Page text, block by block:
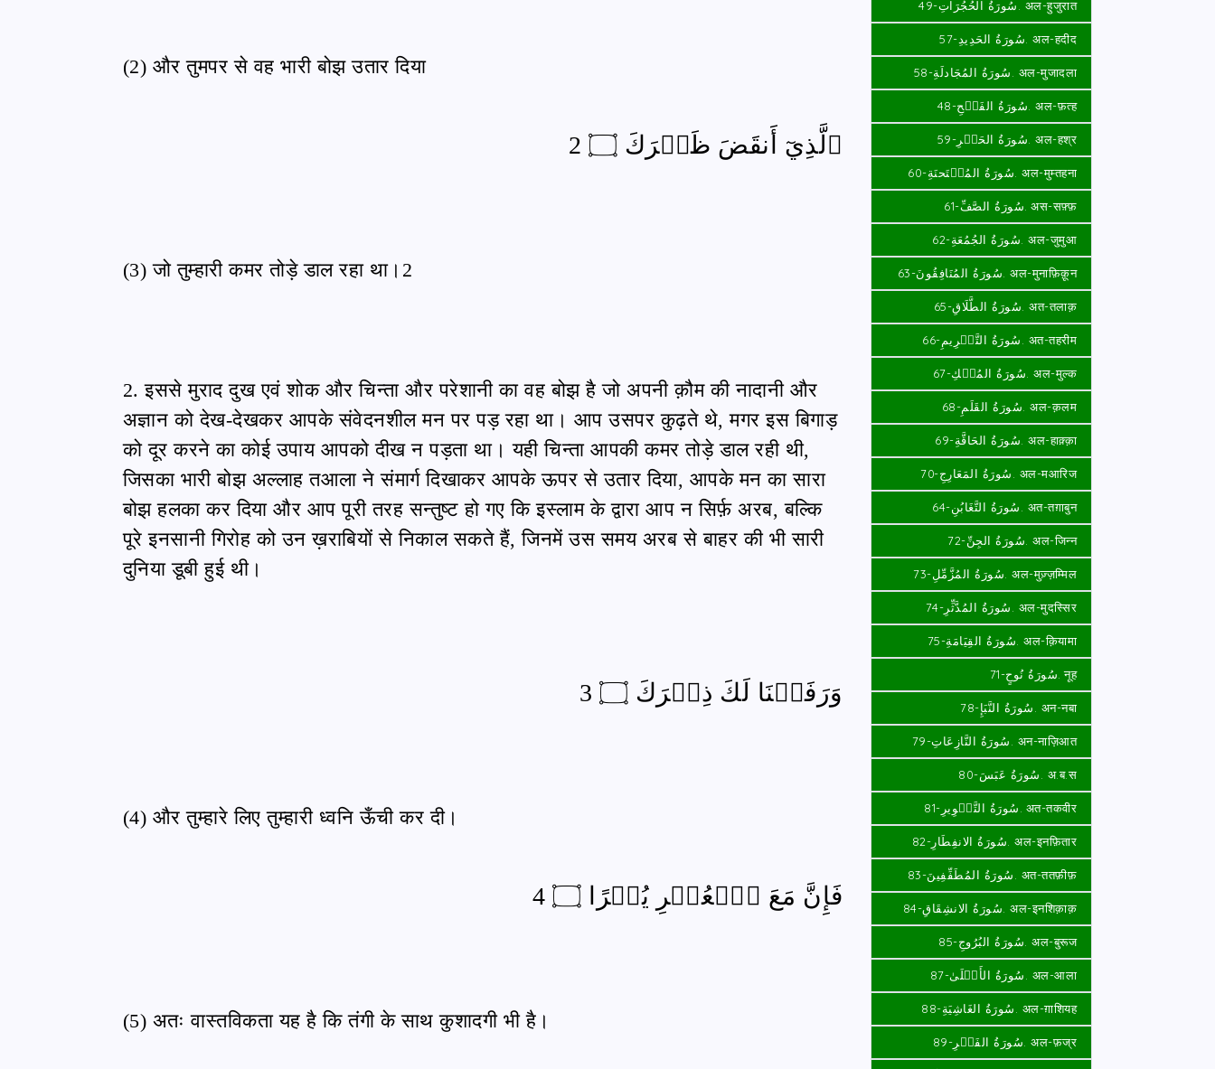
(2) और तुमपर से वह भारी बोझ उतार दिया
ٱلَّذِيٓ أَنقَضَ ظَهۡرَكَ ۝ 2
(3) जो तुम्हारी कमर तोड़े डाल रहा था।2
2. इससे मुराद दुख एवं शोक और चिन्ता और परेशानी का वह बोझ है जो अपनी क़ौम की नादानी और
अज्ञान को देख-देखकर आपके संवेदनशील मन पर पड़ रहा था। आप उसपर कुढ़ते थे, मगर इस बिगाड़
को दूर करने का कोई उपाय आपको दीख न पड़ता था। यही चिन्ता आपकी कमर तोड़े डाल रही थी,
जिसका भारी बोझ अल्लाह तआला ने संमार्ग दिखाकर आपके ऊपर से उतार दिया, आपके मन का सारा
बोझ हलका कर दिया और आप पूरी तरह सन्तुष्ट हो गए कि इस्लाम के द्वारा आप न सिर्फ़ अरब, बल्कि
पूरे इनसानी गिरोह को उन ख़राबियों से निकाल सकते हैं, जिनमें उस समय अरब से बाहर की भी सारी
दुनिया डूबी हुई थी।
وَرَفَعۡنَا لَكَ ذِكۡرَكَ ۝ 3
(4) और तुम्हारे लिए तुम्हारी ध्वनि ऊँची कर दी।
فَإِنَّ مَعَ ٱلۡعُسۡرِ يُسۡرًا ۝ 4
(5) अतः वास्तविकता यह है कि तंगी के साथ कुशादगी भी है।
سُورَةُ الحُجُرَاتِ-49. अल-हुजुरात
سُورَةُ الحَدِيدِ-57. अल-हदीद
سُورَةُ المُجَادلَةِ-58. अल-मुजादला
سُورَةُ الفَتۡحِ-48. अल-फ़त्ह
سُورَةُ الحَشۡرِ-59. अल-हश्र
سُورَةُ المُمۡتَحنَةِ-60. अल-मुम्तहना
سُورَةُ الصَّفِّ-61. अस-सफ़्फ़
سُورَةُ الجُمُعَةِ-62. अल-जुमुआ
سُورَةُ المُنَافِقُونَ-63. अल-मुनाफ़िक़ून
سُورَةُ الطَّلَاقِ-65. अत-तलाक़
سُورَةُ التَّحۡرِيمِ-66. अत-तहरीम
سُورَةُ المُلۡكِ-67. अल-मुल्क
سُورَةُ القَلَمِ-68. अल-क़लम
سُورَةُ الحَاقَّةِ-69. अल-हाक़्क़ा
سُورَةُ المَعَارِجِ-70. अल-मआरिज
سُورَةُ التَّغَابُنِ-64. अत-तग़ाबुन
سُورَةُ الجِنِّ-72. अल-जिन्न
سُورَةُ المُزَّمِّلِ-73. अल-मुज़्ज़म्मिल
سُورَةُ المُدَّثِّرِ-74. अल-मुदस्सिर
سُورَةُ القِيَامَةِ-75. अल-क़ियामा
سُورَةُ نُوحٍ-71. नूह
سُورَةُ النَّبَإِ-78. अन-नबा
سُورَةُ النَّازِعَاتِ-79. अन-नाज़िआत
سُورَةُ عَبَسَ-80. अ.ब.स
سُورَةُ التَّكۡوِيرِ-81. अत-तकवीर
سُورَةُ الانفِطَارِ-82. अल-इनफ़ितार
سُورَةُ المُطَفِّفِينَ-83. अत-ततफ़ीफ़
سُورَةُ الانشِقَاقِ-84. अल-इनशिक़ाक़
سُورَةُ البُرُوجِ-85. अल-बुरूज
سُورَةُ الأَعۡلَىٰ-87. अल-आला
سُورَةُ الغَاشِيَةِ-88. अल-ग़ाशियह
سُورَةُ الفَجۡرِ-89. अल-फ़ज्र